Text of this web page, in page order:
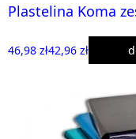
Plastelina Koma
46,98 zł42,96 zł